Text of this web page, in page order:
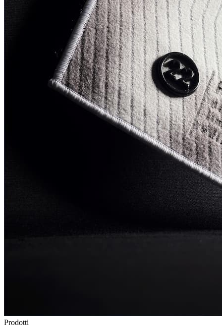
Prodotti